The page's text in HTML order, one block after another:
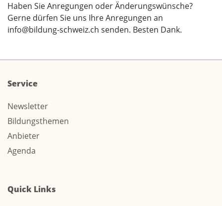
Haben Sie Anregungen oder Änderungswünsche?
Gerne dürfen Sie uns Ihre Anregungen an
info@bildung-schweiz.ch senden. Besten Dank.
Service
Newsletter
Bildungsthemen
Anbieter
Agenda
Quick Links